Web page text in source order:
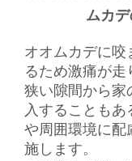
ムカ
オオムカデに咬
るため激痛が走
狭い隙間から家
入することもあ
や周囲環境に配
施します。